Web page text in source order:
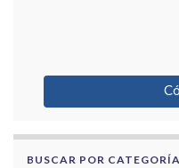
BUSCAR POR